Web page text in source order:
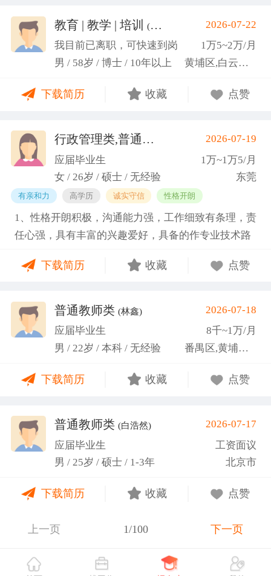
优秀的团队协作与沟通协调能力，责任心强，渴望将
科研严谨性融入实践工作中
教育 | 教学 | 培训 (汤山文)
2026-07-22
我目前已离职，可快速到岗
1万5~2万/月
男 / 58岁 / 博士 / 10年以上
黄埔区,白云区,增城市
下载简历 收藏 点赞
行政管理类,普通教师类 (蓝小艳)2026-07-19
应届毕业生
1万~1万5/月
女 / 26岁 / 硕士 / 无经验
东莞
有亲和力 高学历 诚实守信 性格开朗
1、性格开朗积极，沟通能力强，工作细致有条理，责
任心强，具有丰富的兴趣爱好，具备的作专业技术路
任班级生活委员与课程助管，多次组织班级篮球、羽
关活动。
下载简历 收藏 点赞
普通教师类 (林鑫)
2026-07-18
应届毕业生
8千~1万/月
男 / 22岁 / 本科 / 无经验
番禺区,黄埔区,越秀区
下载简历 收藏 点赞
普通教师类 (白浩然)
2026-07-17
应届毕业生
工资面议
男 / 25岁 / 硕士 / 1-3年
北京市
下载简历 收藏 点赞
上一页 1/100 下一页